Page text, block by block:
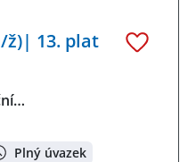
ž)| 13. plat
Plný úvazek